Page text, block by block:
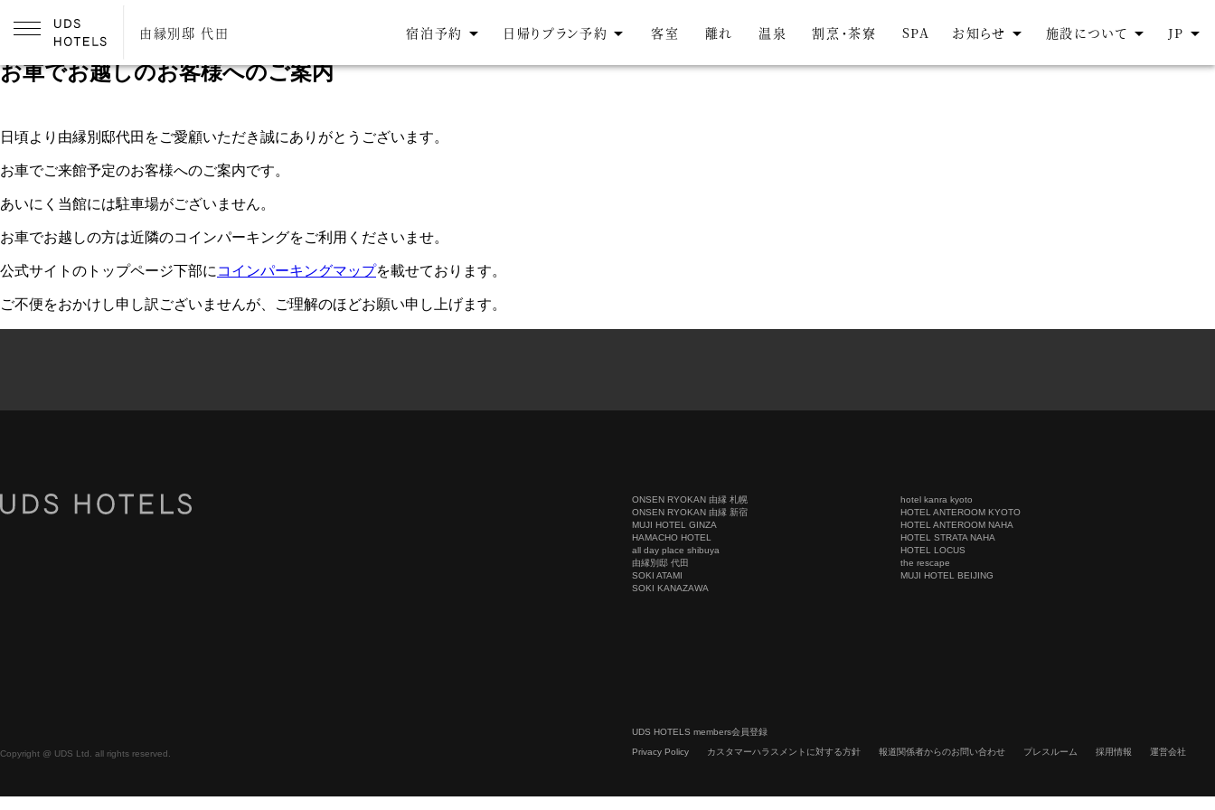
由縁別邸 代田 宿泊予約 日帰りプラン予約 客室 離れ 温泉 割烹・茶寮 SPA お知らせ 施設について JP
2025.09.03
お車でお越しのお客様へのご案内
日頃より由縁別邸代田をご愛顧いただき誠にありがとうございます。
お車でご来館予定のお客様へのご案内です。
あいにく当館には駐車場がございません。
お車でお越しの方は近隣のコインパーキングをご利用くださいませ。
公式サイトのトップページ下部に コインパーキングマップを載せております。
ご不便をおかけし申し訳ございませんが、ご理解のほどお願い申し上げます。
ONSEN RYOKAN 由縁 札幌
ONSEN RYOKAN 由縁 新宿
MUJI HOTEL GINZA
HAMACHO HOTEL
all day place shibuya
由縁別邸 代田
SOKI ATAMI
SOKI KANAZAWA
hotel kanra kyoto
HOTEL ANTEROOM KYOTO
HOTEL ANTEROOM NAHA
HOTEL STRATA NAHA
HOTEL LOCUS
the rescape
MUJI HOTEL BEIJING
Copyright @ UDS Ltd. all rights reserved.
UDS HOTELS members会員登録
Privacy Policy
カスタマーハラスメントに対する方針 報道関係者からのお問い合わせ プレスルーム 採用情報 運営会社